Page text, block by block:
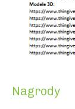
Nagrody